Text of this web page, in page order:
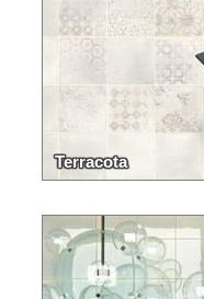
Terracota